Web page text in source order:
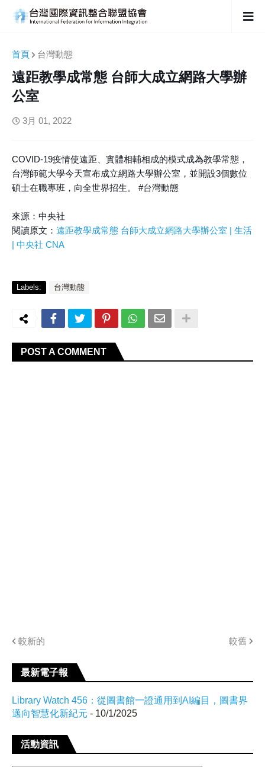
首頁 台灣動態
遠距教學成常態 台師大成立網路大學辦
公室
3月 01, 2022
COVID-19疫情使遠距、實體相輔相成的模式成為教學常態，
台灣師範大學今天宣布成立網路大學辦公室，並開設3個數位
碩士在職專班，向全世界招生。 #台灣動態
來源：中央社
閱讀原文： 遠距教學成常態 台師大成立網路大學辦公室 | 生活
| 中央社 CNA
Labels: 台灣動態
POST A COMMENT
較新的 較舊
最新電子報
Library Watch 456：從圖書館一證通用到AI編目，圖書界
邁向智慧化新紀元 - 10/1/2025
活動資訊